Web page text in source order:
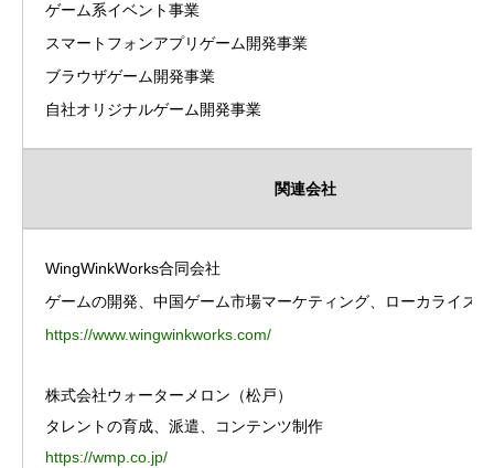
ゲーム系イベント事業
スマートフォンアプリゲーム開発事業
ブラウザゲーム開発事業
自社オリジナルゲーム開発事業
関連会社
WingWinkWorks合同会社
ゲームの開発、中国ゲーム市場マーケティング、ローカライズ
https://www.wingwinkworks.com/
株式会社ウォーターメロン（松戸）
タレントの育成、派遣、コンテンツ制作
https://wmp.co.jp/